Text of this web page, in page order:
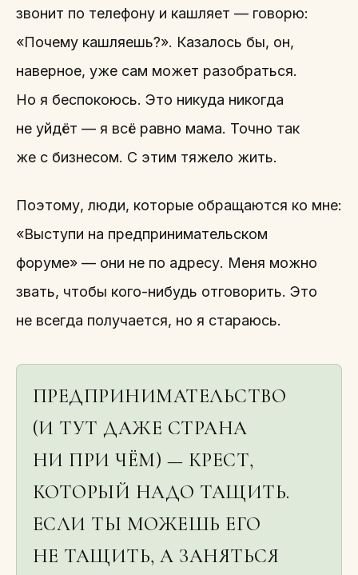
звонит по телефону и кашляет — говорю:
«Почему кашляешь?». Казалось бы, он,
наверное, уже сам может разобраться.
Но я беспокоюсь. Это никуда никогда
не уйдёт — я всё равно мама. Точно так
же с бизнесом. С этим тяжело жить.
Поэтому, люди, которые обращаются ко мне:
«Выступи на предпринимательском
форуме» — они не по адресу. Меня можно
звать, чтобы кого-нибудь отговорить. Это
не всегда получается, но я стараюсь.
ПРЕДПРИНИМАТЕЛЬСТВО
(И ТУТ ДАЖЕ СТРАНА
НИ ПРИ ЧЁМ) — КРЕСТ,
КОТОРЫЙ НАДО ТАЩИТЬ.
ЕСЛИ ТЫ МОЖЕШЬ ЕГО
НЕ ТАЩИТЬ, А ЗАНЯТЬСЯ